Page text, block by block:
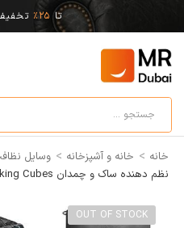
تا 25%
خانه > خانه و آشپزخانه > وسایل
نظم دهنده ساک و چمدان Tiokkss 10Pcs Packing Cubes
OUT OF STOCK